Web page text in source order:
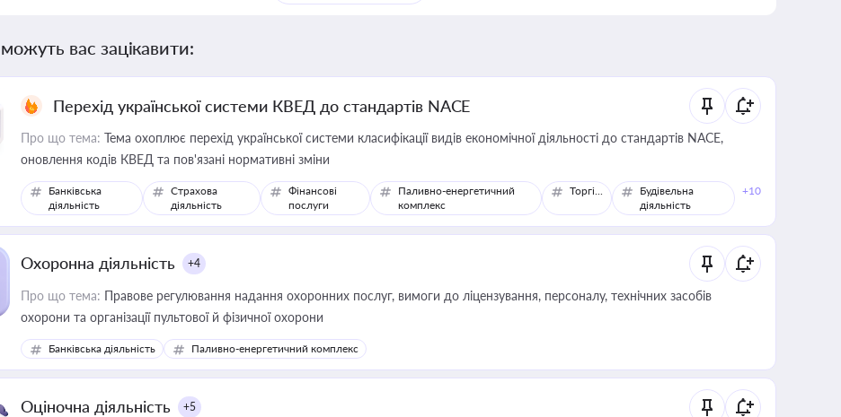
вас зацікавити:
Перехід української системи КВЕД до стандартів NACE
Про що тема: Тема охоплює перехід української системи класифікації видів економічної діяльності до стандартів NACE,
оновлення кодів КВЕД та пов'язані нормативні зміни
Банківська
діяльність
Страхова
діяльність
Фінансові
послуги
Паливно-енергетичний
комплекс
Торгівля
Будівельна
діяльність
+10
Охоронна діяльність +4
Про що тема: Правове регулювання надання охоронних послуг, вимоги до ліцензування, персоналу, технічних засобів
охорони та організації пультової й фізичної охорони
Банківська діяльність Паливно-енергетичний комплекс
Оціночна діяльність +5